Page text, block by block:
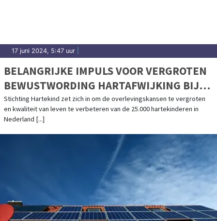
17 juni 2024, 5:47 uur
BELANGRIJKE IMPULS VOOR VERGROTEN
BEWUSTWORDING HARTAFWIJKING BIJ
KINDEREN
Stichting Hartekind zet zich in om de overlevingskansen te vergroten
en kwaliteit van leven te verbeteren van de 25.000 hartekinderen in
Nederland [...]